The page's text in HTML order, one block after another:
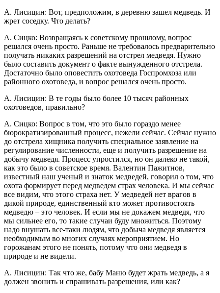
А. Лисицин: Вот, предположим, в деревню зашел медведь. И
жрет соседку. Что делать?
А. Сицко: Возвращаясь к советскому прошлому, вопрос
решался очень просто. Раньше не требовалось предварительно
получать никаких разрешений на отстрел медведя. Нужно
было составить документ о факте вынужденного отстрела.
Достаточно было оповестить охотоведа Госпромхоза или
районного охотоведа, и вопрос решался очень просто.
А. Лисицин: В те годы было более 10 тысяч районных
охотоведов, правильно?
А. Сицко: Вопрос в том, что это было гораздо менее
бюрократизированный процесс, нежели сейчас. Сейчас нужно
до отстрела хищника получить специальное заявление на
регулирование численности, еще и получить разрешение на
добычу медведя. Процесс упростился, но он далеко не такой,
как это было в советское время. Валентин Пажитнов,
известный наш ученый и знаток медведей, говорил о том, что
охота формирует перед медведем страх человека. И мы сейчас
все видим, что этого страха нет. У медведей нет врагов в
дикой природе, единственный кто может противостоять
медведю – это человек. И если мы не докажем медведя, что
мы сильнее его, то такие случаи буду множиться. Поэтому
надо внушать все-таки людям, что добыча медведя является
необходимым во многих случаях мероприятием. Но
горожанам этого не понять, потому что они медведя в
природе и не видели.
А. Лисицин: Так что же, бабу Маню будет жрать медведь, а я
должен звонить и спрашивать разрешения, или как?